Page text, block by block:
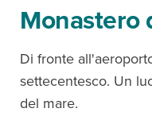
Monastero
Di fronte
settecentesco. Un
del mare.